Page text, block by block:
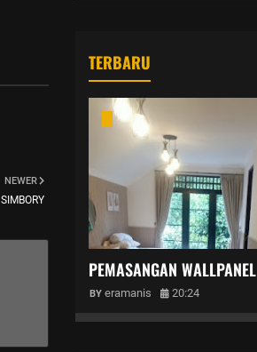
NEWER
SIMBORY
TERBARU
PEMASANGAN WALLPANEL
eramanis 20:24